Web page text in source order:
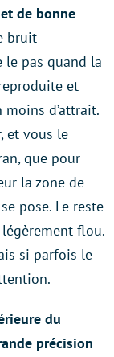
de bonne
bruit
le pas quand la
et
d’attrait.
et vous le
que pour
la zone de
pose. Le reste
légèrement flou.
si parfois le
du
précision